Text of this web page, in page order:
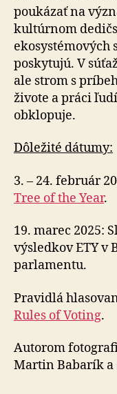
poukázať na
kultúrnom
ekosystémových
poskytujú. V
ale strom s
živote a práci
obklopuje.
Dôležité dátumy:
3. – 24. február
Tree of the Year.
19. marec 2025:
výsledkov ETY v
parlamentu.
Pravidlá
Rules of Voting.
Autorom
Martin Babarík a